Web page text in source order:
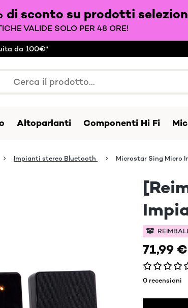
di sconto su prodotti
VALIDE SOLO PER 48 ORE!
da 100€*
Altoparlanti Componenti Hi Fi
Impianti stereo Bluetooth Microstar Sing Micro
71,99 €
0 recensioni